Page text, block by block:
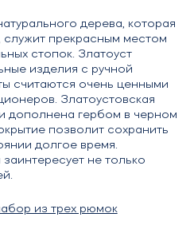
дерева, которая
прекрасным местом
стопок. Златоуст
изделия с ручной
считаются очень ценными
Златоустовская
дополнена гербом в черном
позволит сохранить
долгое время.
не только
из трех рюмок